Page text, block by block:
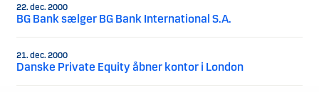
22. dec. 2000
BG Bank sælger BG Bank International S.A.
21. dec. 2000
Danske Private Equity åbner kontor i London